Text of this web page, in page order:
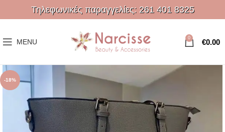
Τηλεφωνικές παραγγελίες: 261 401 8325
MENU 0 €0.00
-18%